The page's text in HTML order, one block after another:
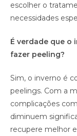
escolher o
necessidades
É verdade que o
fazer peeling?
Sim, o inverno é
peelings. Com a
complicações
diminuem
recupere melhor